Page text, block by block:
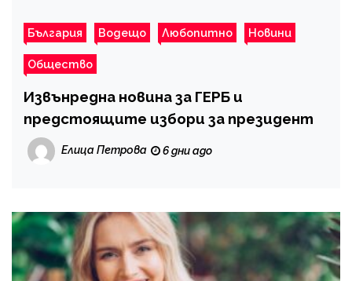
България Водещо Любопитно Новини
Общество
Извънредна новина за ГЕРБ и
предстоящите избори за президент
Елица Петрова 6 дни ago